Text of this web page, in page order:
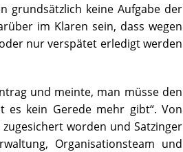
grundsätzlich keine Aufgabe der
im Klaren sein, dass wegen
nur verspätet erledigt werden
und meinte, man müsse den
es kein Gerede mehr gibt“. Von
worden und Satzinger
Organisationsteam und